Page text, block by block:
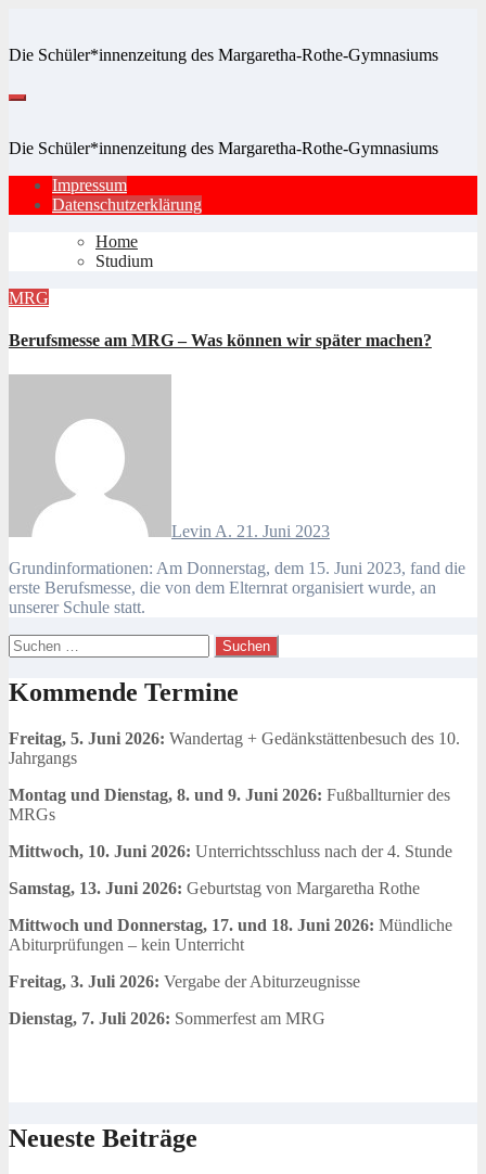
springen
Die Schüler*innenzeitung des Margaretha-Rothe-Gymnasiums
Die Schüler*innenzeitung des Margaretha-Rothe-Gymnasiums
Impressum
Datenschutzerklärung
Home
Studium
MRG
Berufsmesse am MRG – Was können wir später machen?
Levin A. 21. Juni 2023
Grundinformationen: Am Donnerstag, dem 15. Juni 2023, fand die
erste Berufsmesse, die von dem Elternrat organisiert wurde, an
unserer Schule statt.
Suchen
nach:
Kommende Termine
Freitag, 5. Juni 2026: Wandertag + Gedänkstättenbesuch des 10.
Jahrgangs
Montag und Dienstag, 8. und 9. Juni 2026: Fußballturnier des
MRGs
Mittwoch, 10. Juni 2026: Unterrichtsschluss nach der 4. Stunde
Samstag, 13. Juni 2026: Geburtstag von Margaretha Rothe
Mittwoch und Donnerstag, 17. und 18. Juni 2026: Mündliche
Abiturprüfungen – kein Unterricht
Freitag, 3. Juli 2026: Vergabe der Abiturzeugnisse
Dienstag, 7. Juli 2026: Sommerfest am MRG
Neueste Beiträge